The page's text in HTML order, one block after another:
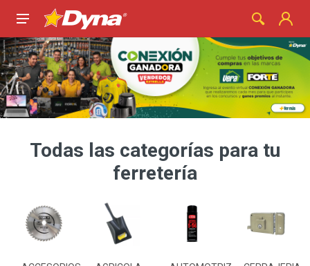
Todas las categorías para tu
ferretería